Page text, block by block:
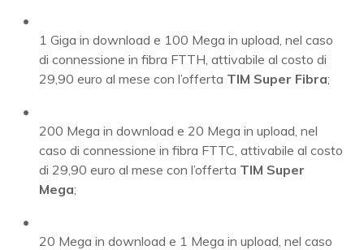
1 Giga in download e 100 Mega in upload, nel caso
di connessione in fibra FTTH, attivabile al costo di
29,90 euro al mese con l’offerta TIM Super Fibra;
200 Mega in download e 20 Mega in upload, nel
caso di connessione in fibra FTTC, attivabile al costo
di 29,90 euro al mese con l’offerta TIM Super
Mega;
20 Mega in download e 1 Mega in upload, nel caso